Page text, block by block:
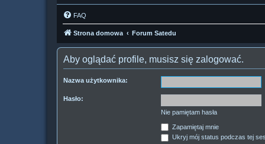
FAQ
Strona domowa Forum Satedu
Aby oglądać profile, musisz się zalogować.
Nazwa użytkownika:
Hasło:
Nie pamiętam hasła
Zapamiętaj mnie
Ukryj mój status podczas tej